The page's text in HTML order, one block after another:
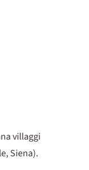
villaggi
Siena).